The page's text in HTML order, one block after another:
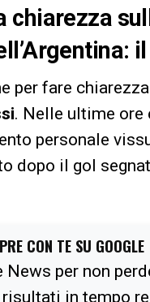
chiarezza
per fare
. Nelle ultime
personale
dopo il gol
CON TE SU GOOGLE
News per non
in tempo